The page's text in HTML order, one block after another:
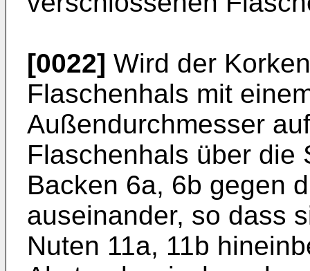
[0022] Wird der
Flaschenhals mit
Außendurchmesser
Flaschenhals über die
Backen 6a, 6b gegen
auseinander, so dass
Nuten 11a, 11b